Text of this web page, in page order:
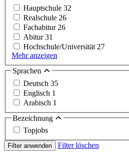
Hauptschule 32
Realschule 26
Fachabitur 26
Abitur31
Hochschule/Universität 27
Mehr anzeigen
Sprachen
Deutsch 35
Englisch 1
Arabisch 1
Bezeichnung
Topjobs
Filter anwenden Filter löschen